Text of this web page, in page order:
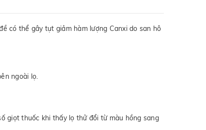
có thể gây tụt giảm hàm lượng Canxi do san hô
ngoài lọ.
giọt thuốc khi thấy lọ thử đổi từ màu hồng sang